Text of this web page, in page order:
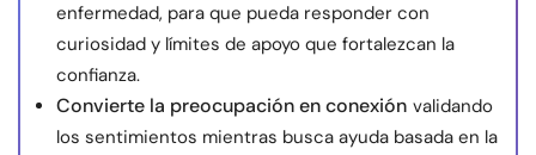
enfermedad, para que pueda responder con
curiosidad y límites de apoyo que fortalezcan la
confianza.
Convierte la preocupación en conexión validando
los sentimientos mientras busca ayuda basada en la